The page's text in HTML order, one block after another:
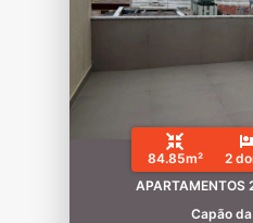
84.85m² 2
APARTAMENTOS
Capão